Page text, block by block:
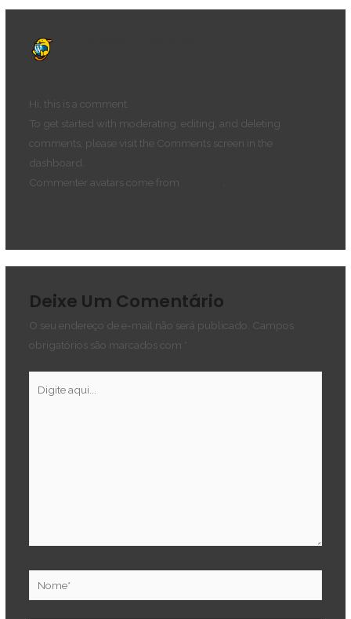
Hi, this is a comment.
To get started with moderating, editing, and deleting
comments, please visit the Comments screen in the
dashboard.
Commenter avatars come from
Deixe Um Comentário
O seu endereço de e-mail não será publicado. Campos
obrigatórios são marcados com *
aqui...